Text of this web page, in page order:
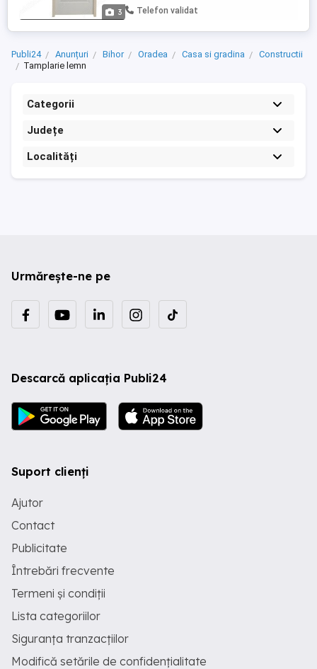
3
broasca cu cheie incluse
Telefon validat
Publi24 Anunțuri Bihor Oradea Casa si gradina
Constructii
Tamplarie lemn
Categorii
Județe
Localități
Urmărește-ne pe
Descarcă aplicația Publi24
Suport clienți
Ajutor
Contact
Publicitate
Întrebări frecvente
Termeni și condiții
Lista categoriilor
Siguranța tranzacțiilor
Modifică setările de confidențialitate